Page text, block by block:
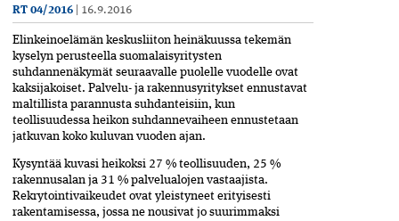
RT 04/2016
16.9.2016
Elinkeinoelämän keskusliiton heinäkuussa tekemän
kyselyn perusteella suomalaisyritysten
suhdannenäkymät seuraavalle puolelle vuodelle ovat
kaksijakoiset. Palvelu- ja rakennusyritykset ennustavat
maltillista parannusta suhdanteisiin, kun
teollisuudessa heikon suhdannevaiheen ennustetaan
jatkuvan koko kuluvan vuoden ajan.
Kysyntää kuvasi heikoksi 27 % teollisuuden, 25 %
rakennusalan ja 31 % palvelualojen vastaajista.
Rekrytointivaikeudet ovat yleistyneet erityisesti
rakentamisessa, jossa ne nousivat jo suurimmaksi